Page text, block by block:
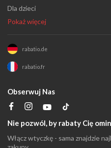
Dla dzieci
Pokaż więcej
rabatio.de
rabatio.fr
Obserwuj Nas
Nie pozwól, by rabaty Cię
Włącz wtyczkę - sama znajdzie